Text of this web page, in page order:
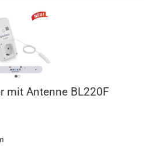
mit Antenne BL220F